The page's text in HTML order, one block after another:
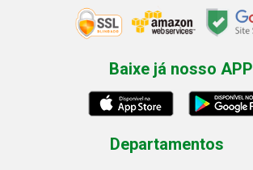
Baixe já nosso APP
Departamentos